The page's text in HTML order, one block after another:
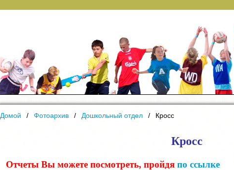
Домой Фотоархив Дошкольный отдел Кросс
Кросс
ОтчетыВы можете посмотреть, пройдя по ссылке